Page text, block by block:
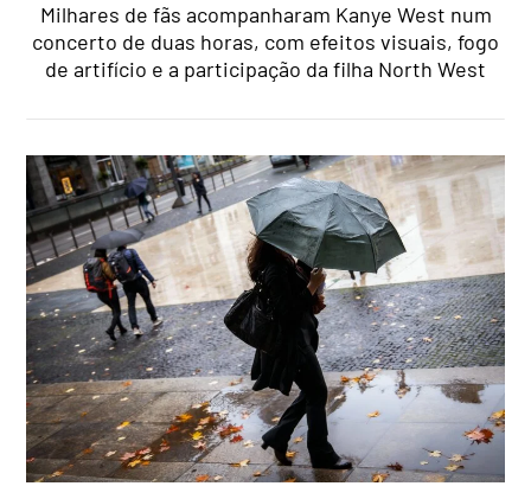
Milhares de fãs acompanharam Kanye West num
concerto de duas horas, com efeitos visuais, fogo
de artifício e a participação da filha North West